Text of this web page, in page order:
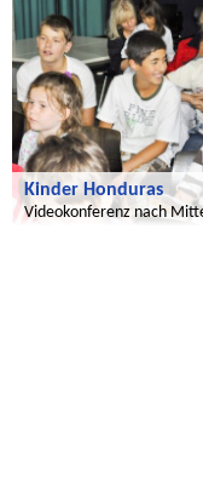
Kinder Honduras
Videokonferenz nach